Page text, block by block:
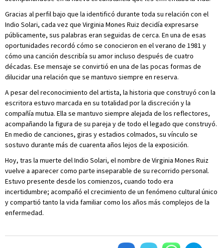
Gracias al perfil bajo que la identificó durante toda su relación con el
Indio Solari, cada vez que Virginia Mones Ruiz decidía expresarse
públicamente, sus palabras eran seguidas de cerca. En una de esas
oportunidades recordó cómo se conocieron en el verano de 1981 y
cómo una canción describía su amor incluso después de cuatro
décadas. Ese mensaje se convirtió en una de las pocas formas de
dilucidar una relación que se mantuvo siempre en reserva.
A pesar del reconocimiento del artista, la historia que construyó con la
escritora estuvo marcada en su totalidad por la discreción y la
compañía mutua. Ella se mantuvo siempre alejada de los reflectores,
acompañando la figura de su pareja y de todo el legado que construyó.
En medio de canciones, giras y estadios colmados, su vínculo se
sostuvo durante más de cuarenta años lejos de la exposición.
Hoy, tras la muerte del Indio Solari, el nombre de Virginia Mones Ruiz
vuelve a aparecer como parte inseparable de su recorrido personal.
Estuvo presente desde los comienzos, cuando todo era
incertidumbre; acompañó el crecimiento de un fenómeno cultural único
y compartió tanto la vida familiar como los años más complejos de la
enfermedad.